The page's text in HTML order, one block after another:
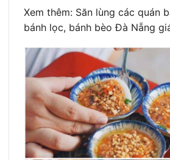
Xem thêm: Săn lùng các quán
bánh lọc, bánh bèo Đà Nẵng